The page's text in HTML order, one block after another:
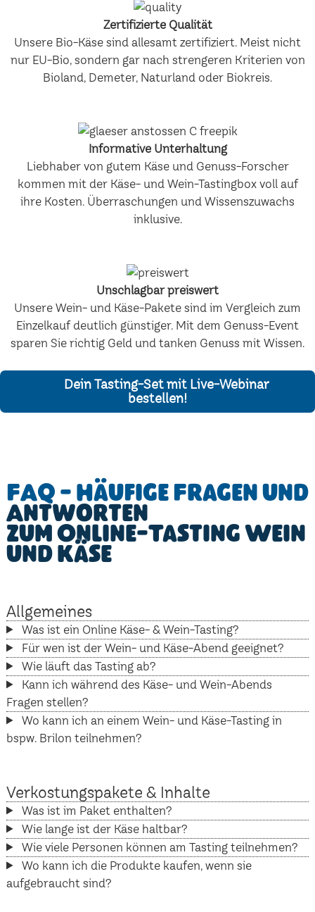
Zertifizierte Qualität
Unsere Bio-Käse sind allesamt zertifiziert. Meist nicht
nur EU-Bio, sondern gar nach strengeren Kriterien von
Bioland, Demeter, Naturland oder Biokreis.
Informative Unterhaltung
Liebhaber von gutem Käse und Genuss-Forscher
kommen mit der Käse- und Wein-Tastingbox voll auf
ihre Kosten. Überraschungen und Wissenszuwachs
inklusive.
Unschlagbar preiswert
Unsere Wein- und Käse-Pakete sind im Vergleich zum
Einzelkauf deutlich günstiger. Mit dem Genuss-Event
sparen Sie richtig Geld und tanken Genuss mit Wissen.
Dein Tasting-Set mit Live-Webinar
bestellen!
FAQ - Häufige Fragen und
Antworten
zum Online-Tasting Wein
und Käse
Allgemeines
Was ist ein Online Käse- & Wein-Tasting?
Für wen ist der Wein- und Käse-Abend geeignet?
Wie läuft das Tasting ab?
Kann ich während des Käse- und Wein-Abends
Fragen stellen?
Wo kann ich an einem Wein- und Käse-Tasting in
bspw. Brilon teilnehmen?
Verkostungspakete & Inhalte
Was ist im Paket enthalten?
Wie lange ist der Käse haltbar?
Wie viele Personen können am Tasting teilnehmen?
Wo kann ich die Produkte kaufen, wenn sie
aufgebraucht sind?